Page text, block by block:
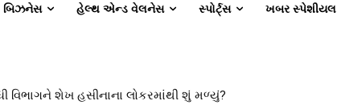
બિઝનેસ હેલ્થ એન્ડ વેલનેસ સ્પોર્ટ્સ ખબર સ્પેશીયલ
વિભાગને શેખ હસીનાના લોકરમાંથી શું મળ્યું?